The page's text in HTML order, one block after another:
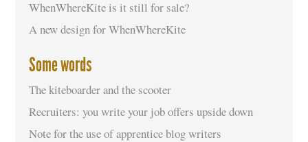
WhenWhereKite is it still for sale?
A new design for WhenWhereKite
Some words
The kiteboarder and the scooter
Recruiters: you write your job offers upside down
Note for the use of apprentice blog writers